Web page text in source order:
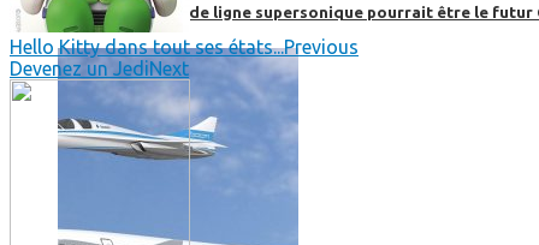
Boom, cet avion de ligne supersonique pourrait être le futur
Hello Kitty dans tout ses états...Previous
Devenez un JediNext